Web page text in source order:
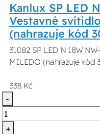
Kanlux SP LED
Vestavné
(nahrazuje kód
31082 SP LED N 18W
MILEDO (nahrazuje kód
338 Kč
-
+